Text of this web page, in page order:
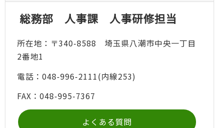
総務部 人事課 人事研修担当
所在地：〒340-8588 埼玉県八潮市中央一丁目
2番地1
電話：048-996-2111(内線253)
FAX：048-995-7367
よくある質問